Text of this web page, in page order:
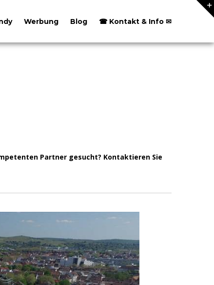
Werbung Blog ☎ Kontakt & Info ✉
Partner gesucht? Kontaktieren Sie